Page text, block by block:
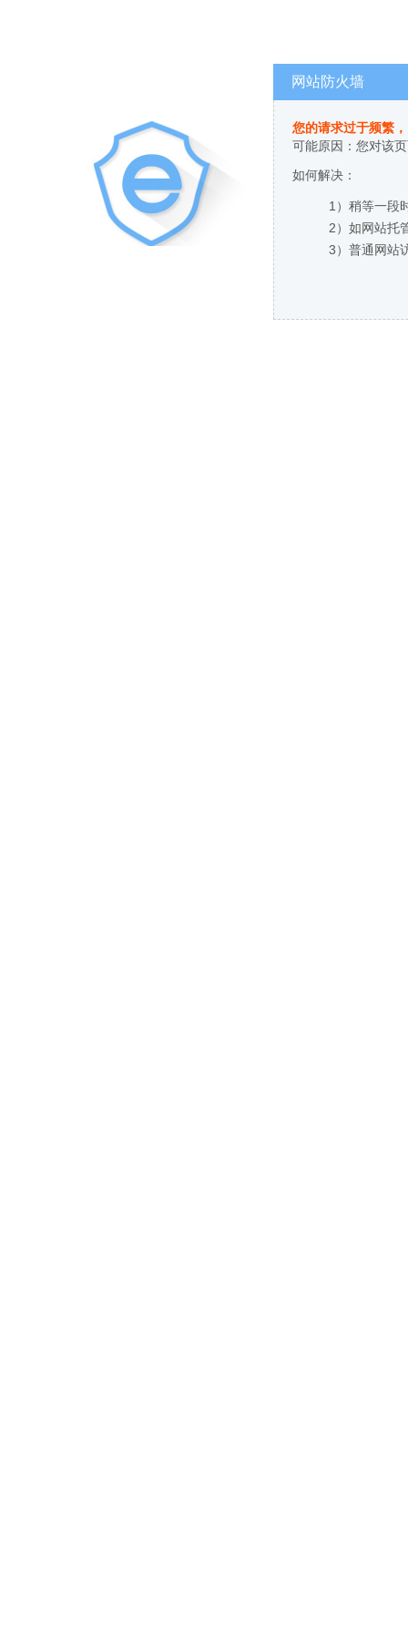
网站防火墙
您的请求过于频繁
可能原因：您对该
如何解决：
1）稍等一段
2）如网站托
3）普通网站